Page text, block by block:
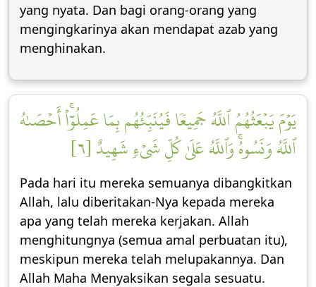
yang nyata. Dan bagi orang-orang yang
mengingkarinya akan mendapat azab yang
menghinakan.
يَوۡمَ يَبۡعَثُهُمُ ٱللَّهُ جَمِيعٗا فَيُنَبِّئُهُم بِمَا عَمِلُوٓاْۚ أَحۡصَىٰهُ
ٱللَّهُ وَنَسُوهُۚ وَٱللَّهُ عَلَىٰ كُلِّ شَيۡءٖ شَهِيدٌ [٦]
Pada hari itu mereka semuanya dibangkitkan
Allah, lalu diberitakan-Nya kepada mereka
apa yang telah mereka kerjakan. Allah
menghitungnya (semua amal perbuatan itu),
meskipun mereka telah melupakannya. Dan
Allah Maha Menyaksikan segala sesuatu.